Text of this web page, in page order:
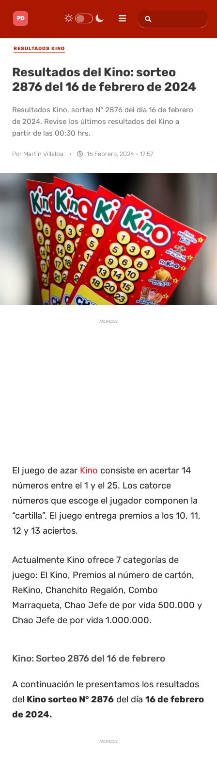
RESULTADOS KINO
Resultados del Kino: sorteo
2876 del 16 de febrero de 2024
Resultados Kino, sorteo N° 2876 del día 16 de febrero
de 2024. Revise los últimos resultados del Kino a
partir de las 00:30 hrs.
Por Martín Villalba · 16 Febrero, 2024 - 17:57
ANUNCIOS
El juego de azar Kino consiste en acertar 14
números entre el 1 y el 25. Los catorce
números que escoge el jugador componen la
“cartilla”. El juego entrega premios a los 10, 11,
12 y 13 aciertos.
Actualmente Kino ofrece 7 categorías de
juego: El Kino, Premios al número de cartón,
ReKino, Chanchito Regalón, Combo
Marraqueta, Chao Jefe de por vida 500.000 y
Chao Jefe de por vida 1.000.000.
Kino: Sorteo 2876 del 16 de febrero
A continuación le presentamos los resultados
del Kino sorteo N° 2876 del día 16 de febrero
de 2024.
ANUNCIOS